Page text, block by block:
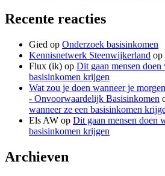
Recente reacties
Gied op Onderzoek basisinkomen
Kennisnetwerk Steenwijkerland op
Flux (ik) op Dit gaan mensen doen
basisinkomen krijgen
Wat zou je doen wanneer je
- Onvoorwaardelijk Basisinkomen
wanneer ze een basisinkomen
Els AW op Dit gaan mensen doen
basisinkomen krijgen
Archieven